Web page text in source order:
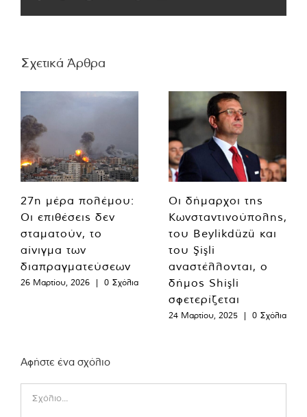
Σχετικά Άρθρα
27η μέρα πολέμου:
Οι επιθέσεις δεν
σταματούν, το
αίνιγμα των
διαπραγματεύσεων
26 Μαρτίου, 2026 | 0 Σχόλια
Οι δήμαρχοι της
Κωνσταντινούπολης,
του Beylikdüzü και
του Şişli
αναστέλλονται, ο
δήμος Shişli
σφετερίζεται
24 Μαρτίου, 2025 | 0 Σχόλια
Αφήστε ένα σχόλιο